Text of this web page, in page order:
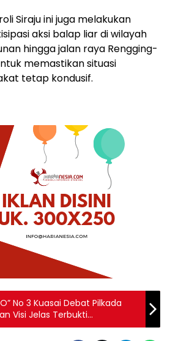
Siraju ini juga melakukan
aksi balap liar di wilayah
hingga jalan raya Rengging-
memastikan situasi
tetap kondusif.
No 3 Kuasai Debat Pilkada
Visi Jelas Terbukti